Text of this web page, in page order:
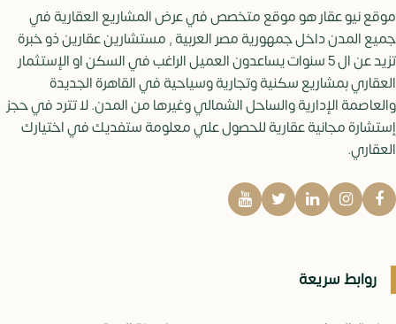
موقع نيو عقار هو موقع متخصص في عرض المشاريع العقارية في
جميع المدن داخل جمهورية مصر العربية , مستشارين عقارين ذو خبرة
تزيد عن ال 5 سنوات يساعدون العميل الراغب في السكن او الإستثمار
العقاري بمشاريع سكنية وتجارية وسياحية في القاهرة الجديدة
والعاصمة الإدارية والساحل الشمالي وغيرها من المدن. لا تترد في حجز
إستشارة مجانية عقارية للحصول علي معلومة ستفديك في اختيارك
العقاري.
روابط سريعة